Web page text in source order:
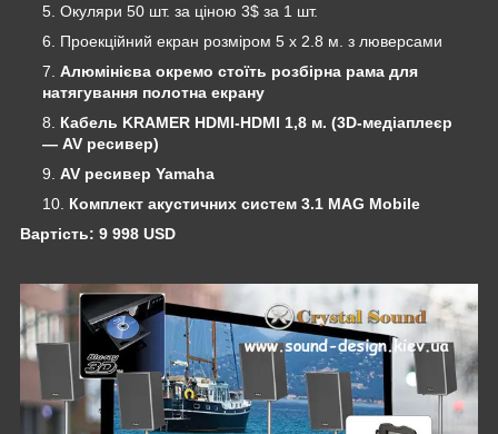
Окуляри 50 шт. за ціною 3$ за 1 шт.
Проекційний екран розміром 5 х 2.8 м. з люверсами
Алюмінієва окремо стоїть розбірна рама для
натягування полотна екрану
Кабель KRAMER HDMI-HDMI 1,8 м. (3D-медіаплеєр
― AV ресивер)
AV ресивер Yamaha
Комплект акустичних систем 3.1 MAG Mobile
Вартість: 9 998 USD